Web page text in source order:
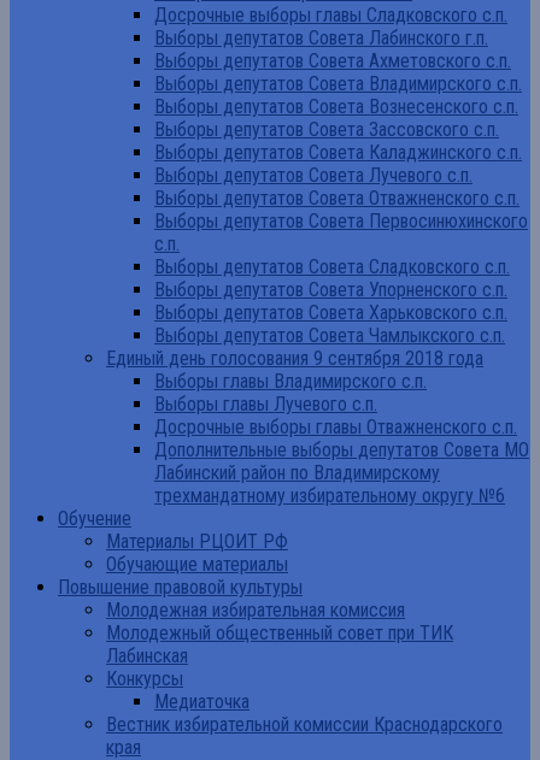
Досрочные выборы главы Сладковского с.п.
Выборы депутатов Совета Лабинского г.п.
Выборы депутатов Совета Ахметовского с.п.
Выборы депутатов Совета Владимирского с.п.
Выборы депутатов Совета Вознесенского с.п.
Выборы депутатов Совета Зассовского с.п.
Выборы депутатов Совета Каладжинского с.п.
Выборы депутатов Совета Лучевого с.п.
Выборы депутатов Совета Отважненского с.п.
Выборы депутатов Совета Первосинюхинского
с.п.
Выборы депутатов Совета Сладковского с.п.
Выборы депутатов Совета Упорненского с.п.
Выборы депутатов Совета Харьковского с.п.
Выборы депутатов Совета Чамлыкского с.п.
Единый день голосования 9 сентября 2018 года
Выборы главы Владимирского с.п.
Выборы главы Лучевого с.п.
Досрочные выборы главы Отважненского с.п.
Дополнительные выборы депутатов Совета МО
Лабинский район по Владимирскому
трехмандатному избирательному округу №6
Обучение
Материалы РЦОИТ РФ
Обучающие материалы
Повышение правовой культуры
Молодежная избирательная комиссия
Молодежный общественный совет при ТИК
Лабинская
Конкурсы
Медиаточка
Вестник избирательной комиссии Краснодарского
края